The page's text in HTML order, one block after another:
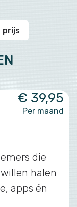
prijs
€ 39,95
Per maand
die
halen
apps én